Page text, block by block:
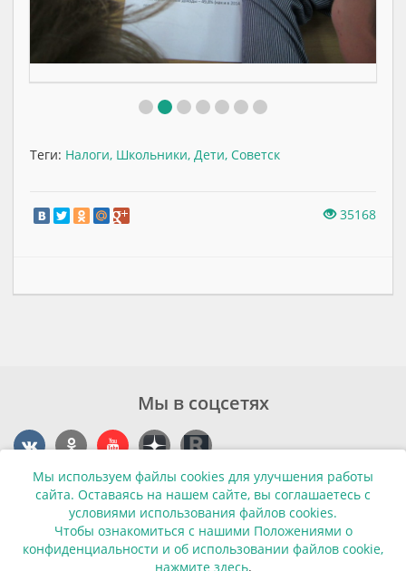
Теги: Налоги, Школьники, Дети, Советск
35168
Мы используем файлы cookies для улучшения работы
сайта. Оставаясь на нашем сайте, вы соглашаетесь с
условиями использования файлов cookies.
Чтобы ознакомиться с нашими Положениями о
конфиденциальности и об использовании файлов cookie,
нажмите здесь.
Мы в соцсетях
Контакты
г. Калининград, ул. Эпроновская, 1
Часы работы: с 10:00 до 20:00